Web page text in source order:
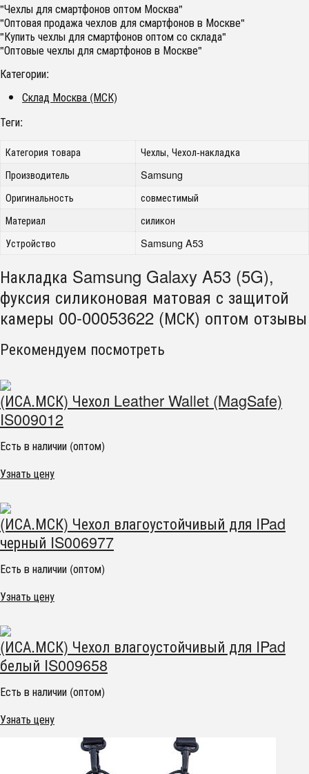
"Чехлы для смартфонов оптом Москва"
"Оптовая продажа чехлов для смартфонов в Москве"
"Купить чехлы для смартфонов оптом со склада"
"Оптовые чехлы для смартфонов в Москве"
Категории:
Склад Москва (МСК)
Теги:
Категория товара
Чехлы, Чехол-накладка
Производитель
Samsung
Оригинальность
совместимый
Материал
силикон
Устройство
Samsung A53
Накладка Samsung Galaxy A53 (5G),
фуксия силиконовая матовая с защитой
камеры 00-00053622 (МСК) оптом отзывы
Рекомендуем посмотреть
(ИСА.МСК) Чехол Leather Wallet (MagSafe)
IS009012
Есть в наличии (оптом)
Узнать цену
(ИСА.МСК) Чехол влагоустойчивый для IPad
черный IS006977
Есть в наличии (оптом)
Узнать цену
(ИСА.МСК) Чехол влагоустойчивый для IPad
белый IS009658
Есть в наличии (оптом)
Узнать цену